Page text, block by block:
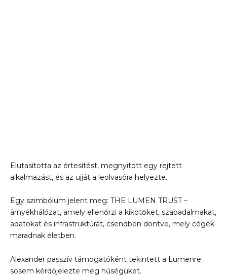
Elutasította az értesítést, megnyitott egy rejtett
alkalmazást, és az ujját a leolvasóra helyezte.
Egy szimbólum jelent meg: THE LUMEN TRUST –
árnyékhálózat, amely ellenőrzi a kikötőket, szabadalmakat,
adatokat és infrastruktúrát, csendben döntve, mely cégek
maradnak életben.
Alexander passzív támogatóként tekintett a Lumenre;
sosem kérdőjelezte meg hűségüket.